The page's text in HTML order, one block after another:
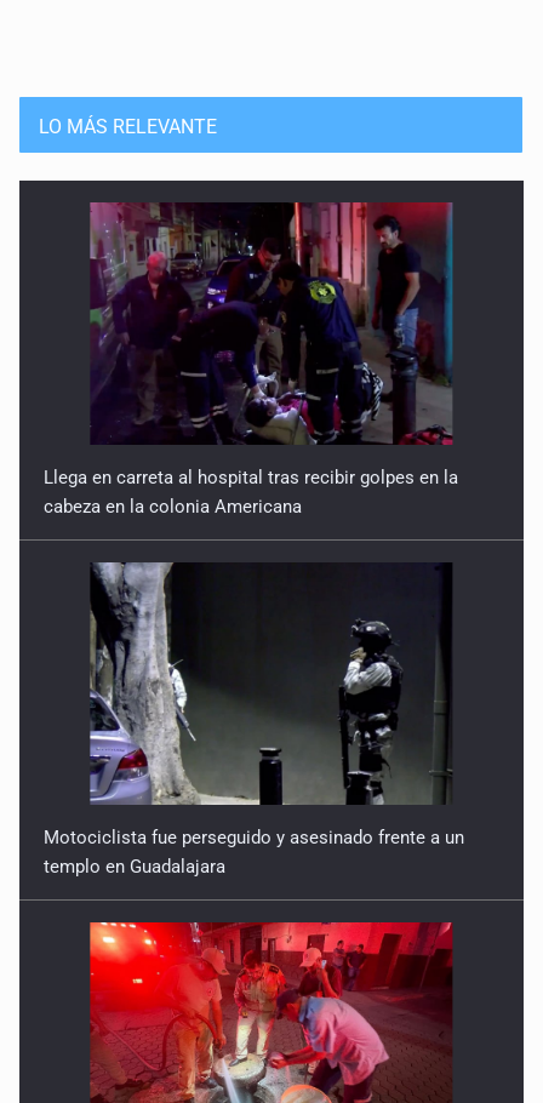
LO MÁS RELEVANTE
Llega en carreta al hospital tras recibir golpes en la
cabeza en la colonia Americana
Motociclista fue perseguido y asesinado frente a un
templo en Guadalajara